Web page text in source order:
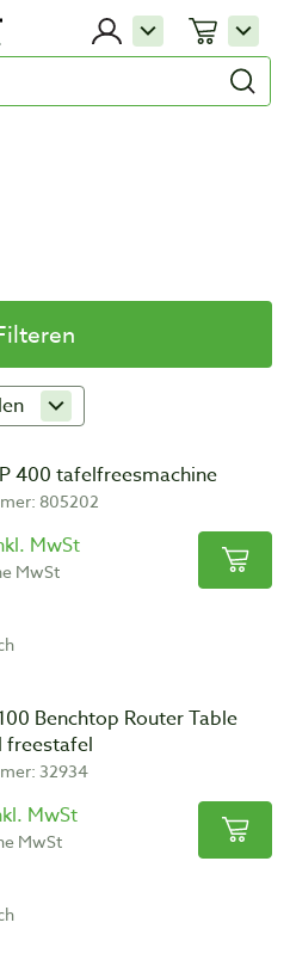
400 tafelfreesmachine
805202
MwSt
MwSt
Benchtop Router Table
32934
MwSt
MwSt